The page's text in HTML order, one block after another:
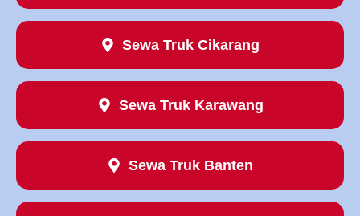
Sewa Truk Cikarang
Sewa Truk Karawang
Sewa Truk Banten